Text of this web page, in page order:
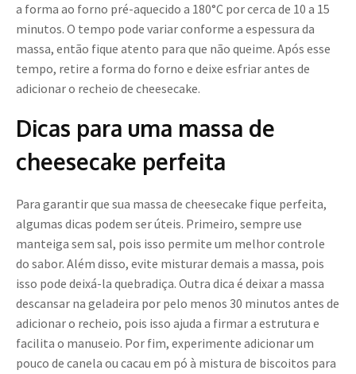
a forma ao forno pré-aquecido a 180°C por cerca de 10 a 15
minutos. O tempo pode variar conforme a espessura da
massa, então fique atento para que não queime. Após esse
tempo, retire a forma do forno e deixe esfriar antes de
adicionar o recheio de cheesecake.
Dicas para uma massa de
cheesecake perfeita
Para garantir que sua massa de cheesecake fique perfeita,
algumas dicas podem ser úteis. Primeiro, sempre use
manteiga sem sal, pois isso permite um melhor controle
do sabor. Além disso, evite misturar demais a massa, pois
isso pode deixá-la quebradiça. Outra dica é deixar a massa
descansar na geladeira por pelo menos 30 minutos antes de
adicionar o recheio, pois isso ajuda a firmar a estrutura e
facilita o manuseio. Por fim, experimente adicionar um
pouco de canela ou cacau em pó à mistura de biscoitos para